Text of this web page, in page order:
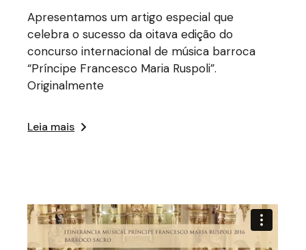
Apresentamos um artigo especial que
celebra o sucesso da oitava edição do
concurso internacional de música barroca
“Príncipe Francesco Maria Ruspoli”.
Originalmente
Leia mais